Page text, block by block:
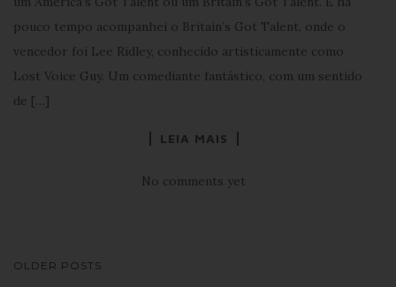
pouco tempo acompanhei o Britain’s Got Talent, onde o
vencedor foi Lee Ridley, conhecido artisticamente como
Lost Voice Guy. Um comediante fantástico, com um sentido
de […]
LEIA MAIS
No comments yet
NAVEGAÇÃO
OLDER POSTS